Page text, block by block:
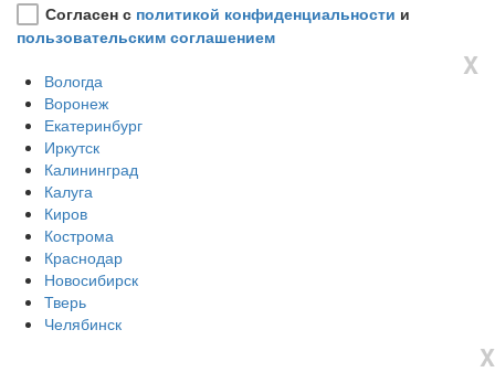
Согласен с политикой конфиденциальности и
пользовательским соглашением
X
Вологда
Воронеж
Екатеринбург
Иркутск
Калининград
Калуга
Киров
Кострома
Краснодар
Новосибирск
Тверь
Челябинск
X